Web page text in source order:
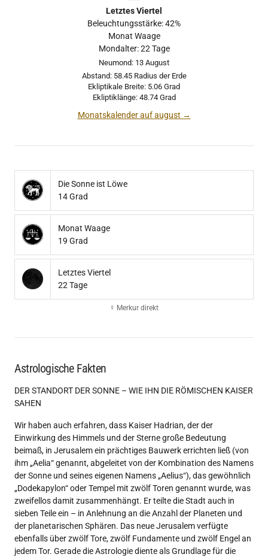
Letztes Viertel
Beleuchtungsstärke: 42%
Monat Waage
Mondalter: 22 Tage
Neumond: 13 August
Abstand: 58.45 Radius der Erde
Ekliptikale Breite: 5.06 Grad
Ekliptiklänge: 48.74 Grad
Monatskalender auf august →
Die Sonne ist Löwe
14 Grad
Monat Waage
19 Grad
Letztes Viertel
22 Tage
☿ Merkur direkt
Astrologische Fakten
DER STANDORT DER SONNE – WIE IHN DIE RÖMISCHEN KAISER
SAHEN
Wir haben auch erfahren, dass Kaiser Hadrian, der der
Einwirkung des Himmels und der Sterne große Bedeutung
beimaß, in Jerusalem ein prächtiges Bauwerk errichten ließ (von
ihm „Aelia“ genannt, abgeleitet von der Kombination des Namens
der Sonne und seines eigenen Namens „Aelius“), das gewöhnlich
„Dodekapylon“ oder Tempel mit zwölf Toren genannt wurde, was
zweifellos damit zusammenhängt. Er teilte die Stadt auch in
sieben Teile ein – in Anlehnung an die Anzahl der Planeten und
der planetarischen Sphären. Das neue Jerusalem verfügte
ebenfalls über zwölf Tore, zwölf Fundamente und zwölf Engel an
jedem Tor. Gerade die Astrologie diente als Grundlage für die